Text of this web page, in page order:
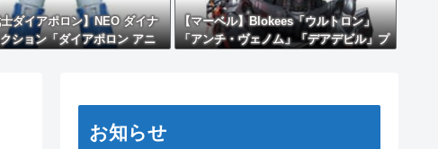
ダイアポロン】NEO ダイナ
ション「ダイアポロン アニ
【マーベル】Blokees「ウルトロン」
「アンチ・ヴェノム」「デアデビル」プ
お知らせ